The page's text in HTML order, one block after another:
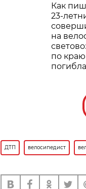
Как
23-
на
по
ДТП велосипедист